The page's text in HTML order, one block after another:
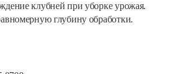
клубней при уборке урожая.
глубину обработки.